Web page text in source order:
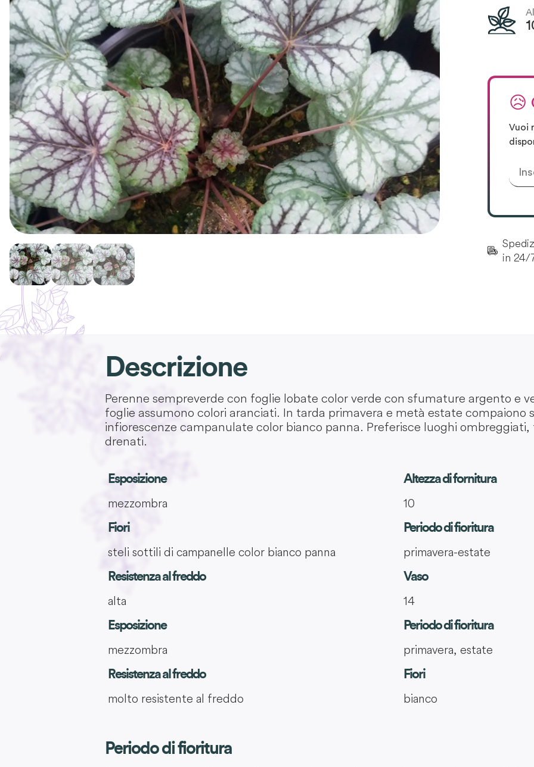
😥
Vuoi
in 24/
Descrizione
Perenne sempreverde con foglie lobate color verde con sfumature argento e
foglie assumono colori aranciati. In tarda primavera e metà estate compaiono
infiorescenze campanulate color bianco panna. Preferisce luoghi
drenati.
Esposizione
mezzombra
Altezza di fornitura
10
Fiori
steli sottili di campanelle color bianco panna
Periodo di fioritura
primavera-estate
Resistenza al freddo
alta
Vaso
14
Esposizione
mezzombra
Periodo di fioritura
primavera, estate
Resistenza al freddo
molto resistente al freddo
Fiori
bianco
Periodo di fioritura